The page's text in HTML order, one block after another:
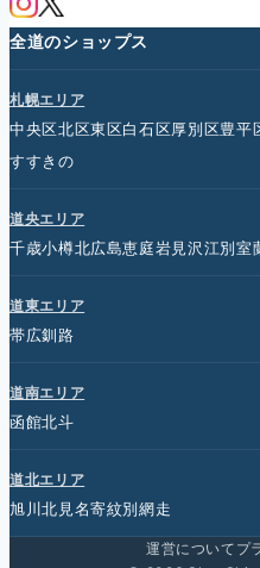
全道のショップス
札幌エリア
中央区北区東区白石区厚別区豊平
すすきの
道央エリア
千歳小樽北広島恵庭岩見沢江別室
道東エリア
帯広釧路
道南エリア
函館北斗
道北エリア
旭川北見 名寄紋別網走
運営について プ